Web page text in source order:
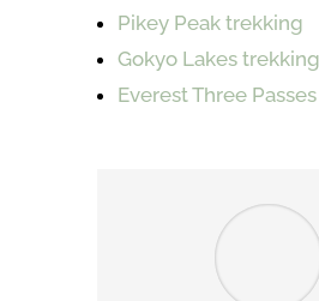
Pikey Peak trekking
Gokyo Lakes trekking
Everest Three